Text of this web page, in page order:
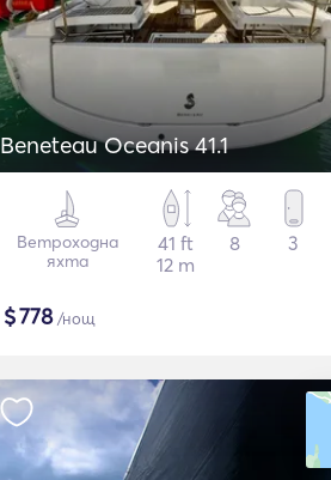
Beneteau Oceanis 41.1
Ветроходна
яхта
41 ft
12 m
8 3
$778/нощ